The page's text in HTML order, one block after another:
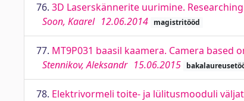
76. 3D Laserskännerite uurimine.
Soon, Kaarel 12.06.2014 magistritööd
77. MT9P031 baasil kaamera. Camera based
Stennikov, Aleksandr 15.06.2015
78. Elektrivormeli toite- ja lülitusmooduli